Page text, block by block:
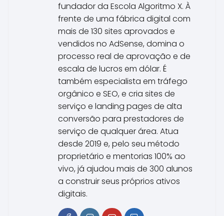
fundador da Escola Algoritmo X. À
frente de uma fábrica digital com
mais de 130 sites aprovados e
vendidos no AdSense, domina o
processo real de aprovação e de
escala de lucros em dólar. É
também especialista em tráfego
orgânico e SEO, e cria sites de
serviço e landing pages de alta
conversão para prestadores de
serviço de qualquer área. Atua
desde 2019 e, pelo seu método
proprietário e mentorias 100% ao
vivo, já ajudou mais de 300 alunos
a construir seus próprios ativos
digitais.